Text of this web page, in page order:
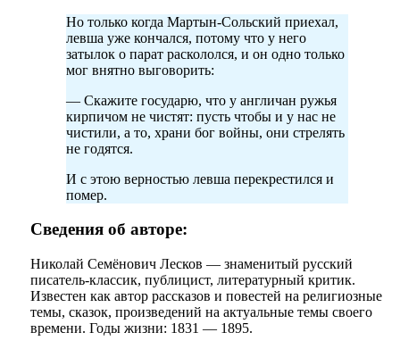
Но только когда Мартын-Сольский приехал,
левша уже кончался, потому что у него
затылок о парат раскололся, и он одно только
мог внятно выговорить:
— Скажите государю, что у англичан ружья
кирпичом не чистят: пусть чтобы и у нас не
чистили, а то, храни бог войны, они стрелять
не годятся.
И с этою верностью левша перекрестился и
помер.
Сведения об авторе:
Николай Семёнович Лесков — знаменитый русский
писатель-классик, публицист, литературный критик.
Известен как автор рассказов и повестей на религиозные
темы, сказок, произведений на актуальные темы своего
времени. Годы жизни: 1831 — 1895.